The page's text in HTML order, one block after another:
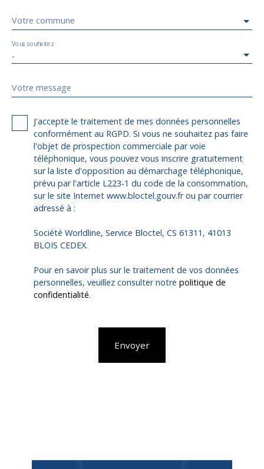
Votre commune
-
Vous souhaitez
Votre message
J'accepte le traitement de mes données personnelles
conformément au RGPD. Si vous ne souhaitez pas faire
l'objet de prospection commerciale par voie
téléphonique, vous pouvez vous inscrire gratuitement
sur la liste d'opposition au démarchage téléphonique,
prévu par l'article L223-1 du code de la consommation,
sur le site Internet www.bloctel.gouv.fr ou par courrier
adressé à :
Société Worldline, Service Bloctel, CS 61311, 41013
BLOIS CEDEX.
Pour en savoir plus sur le traitement de vos données
personnelles, veuillez consulter notre politique de
confidentialité.
Envoyer